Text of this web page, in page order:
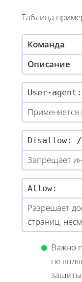
Таблица
Команда
Описание
User-
Применяется
Disallow: /
Запрещает
Allow:
Разрешает
страниц,
Важно
не